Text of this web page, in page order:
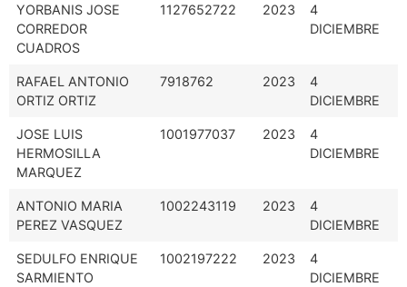
YORBANIS JOSE
CORREDOR
CUADROS
1127652722 2023
4
DICIEMBRE
RAFAEL ANTONIO
ORTIZ ORTIZ
7918762 2023
4
DICIEMBRE
JOSE LUIS
HERMOSILLA
MARQUEZ
1001977037 2023
4
DICIEMBRE
ANTONIO MARIA
PEREZ VASQUEZ
1002243119 2023
4
DICIEMBRE
SEDULFO ENRIQUE
SARMIENTO
1002197222 2023
4
DICIEMBRE